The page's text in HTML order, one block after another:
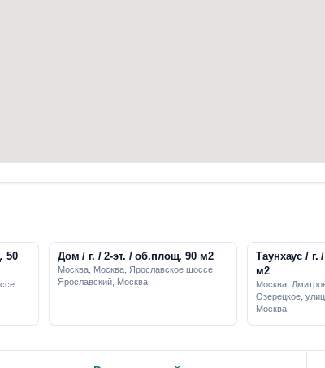
Дом / г. / 2-эт. / об.площ. 90 м2
Москва, Москва, Ярославское шоссе,
Ярославский, Москва
Таунхаус / г. / 2-эт. / об.площ. 23
м2
Москва,
Озерецкое,
Москва